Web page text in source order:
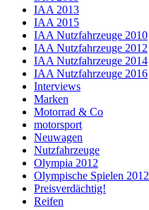
IAA 2013
IAA 2015
IAA Nutzfahrzeuge 2010
IAA Nutzfahrzeuge 2012
IAA Nutzfahrzeuge 2014
IAA Nutzfahrzeuge 2016
Interviews
Marken
Motorrad & Co
motorsport
Neuwagen
Nutzfahrzeuge
Olympia 2012
Olympische Spielen 2012
Preisverdächtig!
Reifen